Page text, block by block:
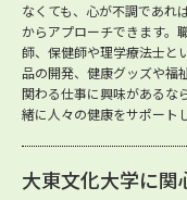
なくても、心が不調であれ
からアプローチできます。
師、保健師や理学療法士と
品の開発、健康グッズや福
関わる仕事に興味があるな
緒に人々の健康をサポート
大東文化大学に